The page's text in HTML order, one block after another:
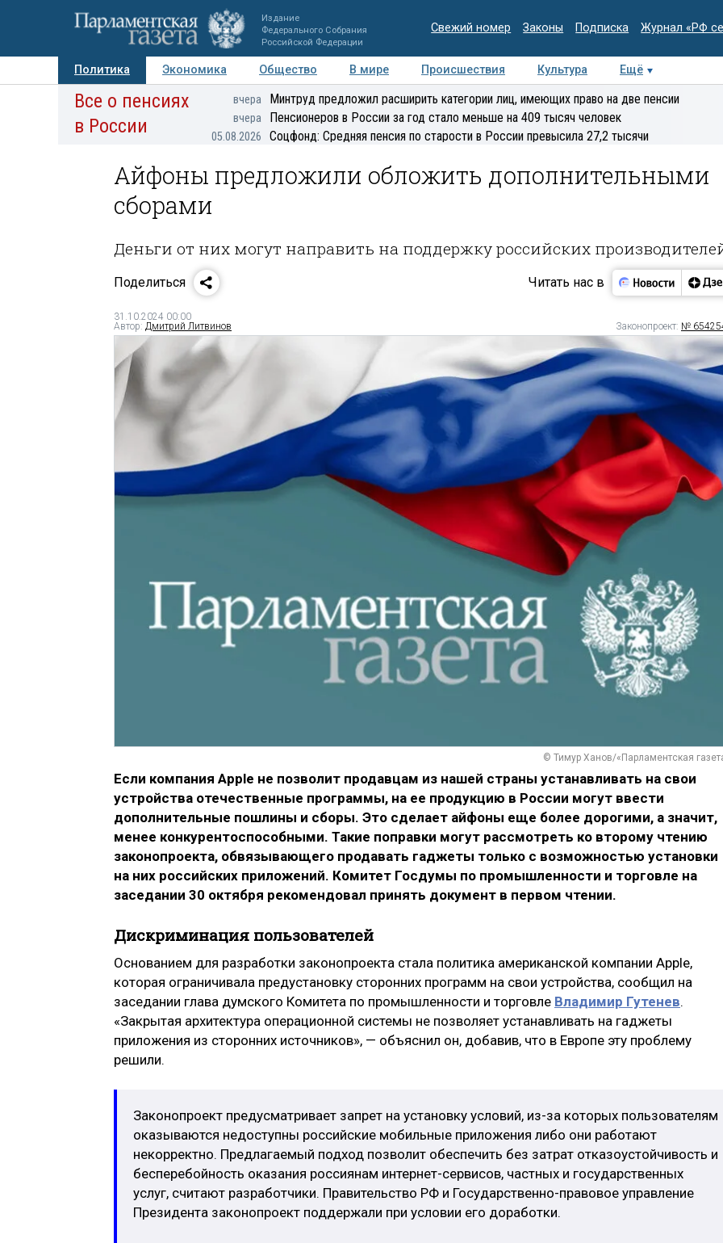
Издание
Федерального Собрания
Российской Федерации
Свежий номер Законы Подписка Журнал «РФ
Политика Экономика Общество В мире Происшествия Культура
Ещё
Авторы Персоны Мнения Регионы Медиацентр Интервью Колумнисты
Все о пенсиях
в России
вчера Минтруд предложил расширить категории лиц, имеющих право на две пенсии
вчера Пенсионеров в России за год стало меньше на 409 тысяч человек
05.08.2026 Соцфонд: Средняя пенсия по старости в России превысила 27,2 тысячи
Айфоны предложили обложить дополнительными
сборами
Деньги от них могут направить на поддержку российских
Поделиться Читать нас в
31.10.2024 00:00
Автор: Дмитрий Литвинов Законопроект: №
© Тимур Ханов/«Парламентская
Если компания Apple не позволит продавцам из нашей страны устанавливать на свои
устройства отечественные программы, на ее продукцию в России могут ввести
дополнительные пошлины и сборы. Это сделает айфоны еще более дорогими, а значит,
менее конкурентоспособными. Такие поправки могут рассмотреть ко второму чтению
законопроекта, обвязывающего продавать гаджеты только с возможностью установки
на них российских приложений. Комитет Госдумы по промышленности и торговле на
заседании 30 октября рекомендовал принять документ в первом чтении.
Дискриминация пользователей
Основанием для разработки законопроекта стала политика американской компании Apple,
которая ограничивала предустановку сторонних программ на свои устройства, сообщил на
заседании глава думского Комитета по промышленности и торговле Владимир Гутенев.
«Закрытая архитектура операционной системы не позволяет устанавливать на гаджеты
приложения из сторонних источников», — объяснил он, добавив, что в Европе эту проблему
решили.
Законопроект предусматривает запрет на установку условий, из-за которых пользователям
оказываются недоступны российские мобильные приложения либо они работают
некорректно. Предлагаемый подход позволит обеспечить без затрат отказоустойчивость и
бесперебойность оказания россиянам интернет-сервисов, частных и государственных
услуг, считают разработчики. Правительство РФ и Государственно-правовое управление
Президента законопроект поддержали при условии его доработки.